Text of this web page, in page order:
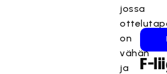
jossa
on
vähän
ja
F-